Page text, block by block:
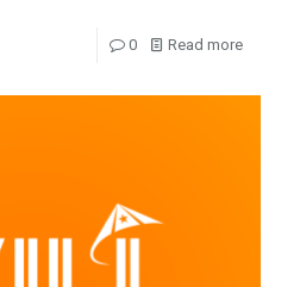
0 Read more